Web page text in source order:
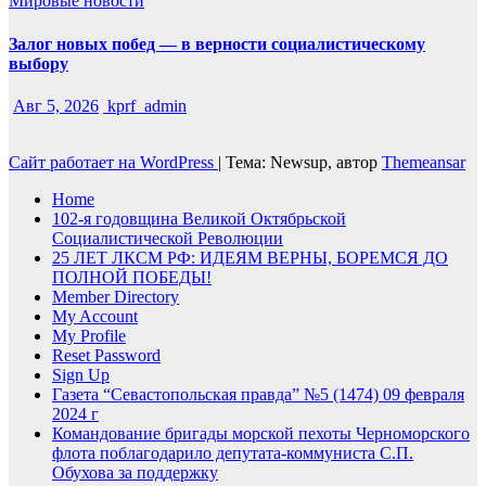
Залог новых побед — в верности социалистическому
выбору
Авг 5, 2026 kprf_admin
Сайт работает на WordPress | Тема: Newsup, автор Themeansar
Home
102-я годовщина Великой Октябрьской
Социалистической Революции
25 ЛЕТ ЛКСМ РФ: ИДЕЯМ ВЕРНЫ, БОРЕМСЯ ДО
ПОЛНОЙ ПОБЕДЫ!
Member Directory
My Account
My Profile
Reset Password
Sign Up
Газета “Севастопольская правда” №5 (1474) 09 февраля
2024 г
Командование бригады морской пехоты Черноморского
флота поблагодарило депутата-коммуниста С.П.
Обухова за поддержку